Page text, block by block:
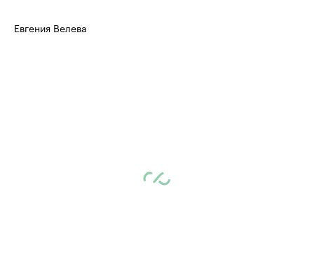
Евгения Велева